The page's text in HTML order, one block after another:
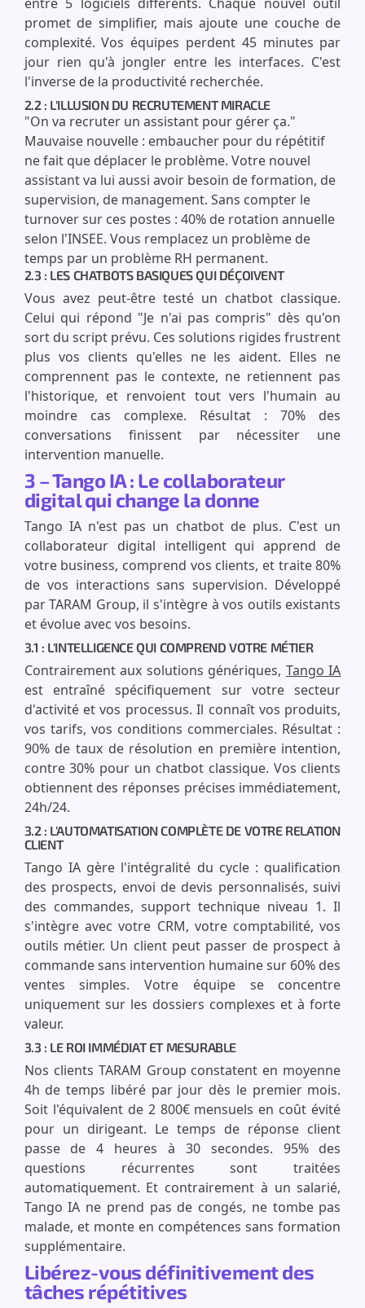
promet de simplifier, mais ajoute une couche de
complexité. Vos équipes perdent 45 minutes par
jour rien qu'à jongler entre les interfaces. C'est
l'inverse de la productivité recherchée.
2.2 : L'ILLUSION DU RECRUTEMENT MIRACLE
"On va recruter un assistant pour gérer ça."
Mauvaise nouvelle : embaucher pour du répétitif
ne fait que déplacer le problème. Votre nouvel
assistant va lui aussi avoir besoin de formation, de
supervision, de management. Sans compter le
turnover sur ces postes : 40% de rotation annuelle
selon l'INSEE. Vous remplacez un problème de
temps par un problème RH permanent.
2.3 : LES CHATBOTS BASIQUES QUI DÉÇOIVENT
Vous avez peut-être testé un chatbot classique.
Celui qui répond "Je n'ai pas compris" dès qu'on
sort du script prévu. Ces solutions rigides frustrent
plus vos clients qu'elles ne les aident. Elles ne
comprennent pas le contexte, ne retiennent pas
l'historique, et renvoient tout vers l'humain au
moindre cas complexe. Résultat : 70% des
conversations finissent par nécessiter une
intervention manuelle.
3 – Tango IA : Le collaborateur
digital qui change la donne
Tango IA n'est pas un chatbot de plus. C'est un
collaborateur digital intelligent qui apprend de
votre business, comprend vos clients, et traite 80%
de vos interactions sans supervision. Développé
par TARAM Group, il s'intègre à vos outils existants
et évolue avec vos besoins.
3.1 : L'INTELLIGENCE QUI COMPREND VOTRE MÉTIER
Contrairement aux solutions génériques, Tango IA
est entraîné spécifiquement sur votre secteur
d'activité et vos processus. Il connaît vos produits,
vos tarifs, vos conditions commerciales. Résultat :
90% de taux de résolution en première intention,
contre 30% pour un chatbot classique. Vos clients
obtiennent des réponses précises immédiatement,
24h/24.
3.2 : L'AUTOMATISATION COMPLÈTE DE VOTRE RELATION
CLIENT
Tango IA gère l'intégralité du cycle : qualification
des prospects, envoi de devis personnalisés, suivi
des commandes, support technique niveau 1. Il
s'intègre avec votre CRM, votre comptabilité, vos
outils métier. Un client peut passer de prospect à
commande sans intervention humaine sur 60% des
ventes simples. Votre équipe se concentre
uniquement sur les dossiers complexes et à forte
valeur.
3.3 : LE ROI IMMÉDIAT ET MESURABLE
Nos clients TARAM Group constatent en moyenne
4h de temps libéré par jour dès le premier mois.
Soit l'équivalent de 2 800€ mensuels en coût évité
pour un dirigeant. Le temps de réponse client
passe de 4 heures à 30 secondes. 95% des
questions récurrentes sont traitées
automatiquement. Et contrairement à un salarié,
Tango IA ne prend pas de congés, ne tombe pas
malade, et monte en compétences sans formation
supplémentaire.
Libérez-vous définitivement des
tâches répétitives